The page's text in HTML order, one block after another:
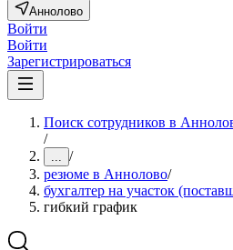
Аннолово
Войти
Войти
Зарегистрироваться
Поиск сотрудников в
/
... /
резюме в Аннолово/
бухгалтер на участок
гибкий график